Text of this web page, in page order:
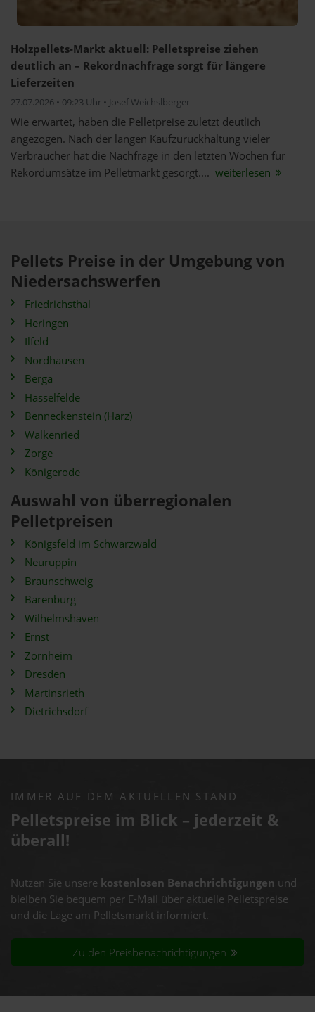
Holzpellets-Markt aktuell: Pelletspreise ziehen
deutlich an – Rekordnachfrage sorgt für längere
Lieferzeiten
27.07.2026 • 09:23 Uhr • Josef Weichslberger
Wie erwartet, haben die Pelletpreise zuletzt deutlich
angezogen. Nach der langen Kaufzurückhaltung vieler
Verbraucher hat die Nachfrage in den letzten Wochen für
Rekordumsätze im Pelletmarkt gesorgt.... weiterlesen
Pellets Preise in der Umgebung von
Niedersachswerfen
Friedrichsthal
Heringen
Ilfeld
Nordhausen
Berga
Hasselfelde
Benneckenstein (Harz)
Walkenried
Zorge
Königerode
Auswahl von überregionalen
Pelletpreisen
Königsfeld im Schwarzwald
Neuruppin
Braunschweig
Barenburg
Wilhelmshaven
Ernst
Zornheim
Dresden
Martinsrieth
Dietrichsdorf
IMMER AUF DEM AKTUELLEN STAND
Pelletspreise im Blick – jederzeit &
überall!
Nutzen Sie unsere kostenlosen Benachrichtigungen und
bleiben Sie bequem per E-Mail über aktuelle Pelletspreise
und die Lage am Pelletsmarkt informiert.
Zu den Preisbenachrichtigungen